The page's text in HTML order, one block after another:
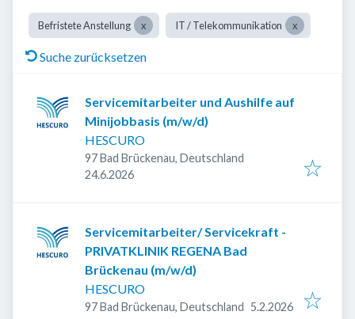
Befristete Anstellung IT / Telekommunikation
Suche zurücksetzen
Servicemitarbeiter und Aushilfe auf
Minijobbasis (m/w/d)
HESCURO
97 Bad Brückenau, Deutschland
Veröffentlicht
24.6.2026
Servicemitarbeiter/ Servicekraft -
PRIVATKLINIK REGENA Bad
Brückenau (m/w/d)
HESCURO
97 Bad Brückenau, Deutschland Veröffentlicht
5.2.2026